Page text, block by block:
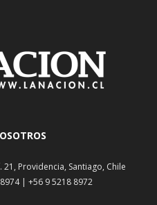
Providencia, Santiago, Chile
| +56 9 5218 8972